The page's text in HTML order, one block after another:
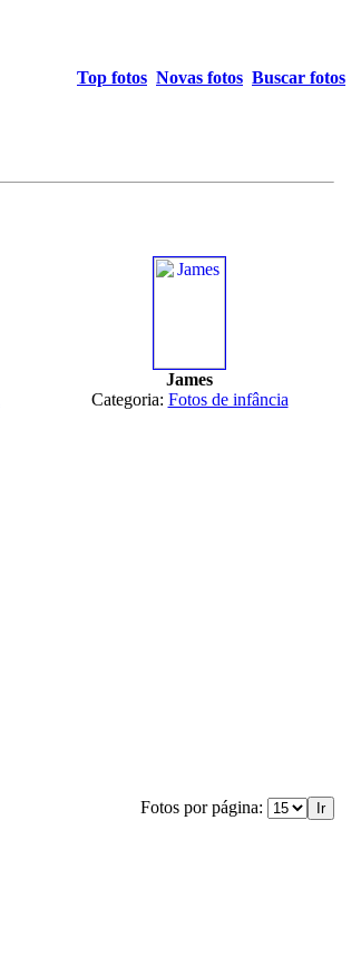
Top fotos Novas fotos Buscar fotos
James
Categoria: Fotos de infância
Fotos por página: